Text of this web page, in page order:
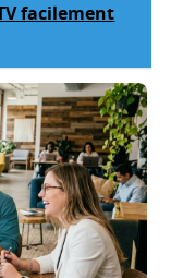
facilement